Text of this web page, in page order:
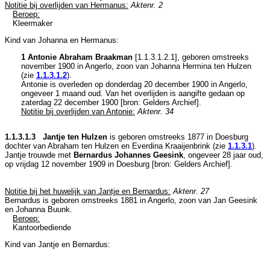
Notitie bij overlijden van Hermanus: Aktenr. 2
Beroep:
Kleermaker
Kind van Johanna en Hermanus:
1 Antonie Abraham Braakman[1.1.3.1.2.1], geboren omstreeks
november 1900 in Angerlo, zoon van Johanna Hermina ten Hulzen
(zie 1.1.3.1.2).
Antonie is overleden op donderdag 20 december 1900 in Angerlo,
ongeveer 1 maand oud. Van het overlijden is aangifte gedaan op
zaterdag 22 december 1900 [bron: Gelders Archief].
Notitie bij overlijden van Antonie: Aktenr. 34
1.1.3.1.3 Jantje ten Hulzen is geboren omstreeks 1877 in Doesburg
dochter van Abraham ten Hulzen en Everdina Kraaijenbrink (zie 1.1.3.1).
Jantje trouwde met Bernardus Johannes Geesink , ongeveer 28 jaar oud,
op vrijdag 12 november 1909 in Doesburg [bron: Gelders Archief].
Notitie bij het huwelijk van Jantje en Bernardus: Aktenr. 27
Bernardus is geboren omstreeks 1881 in Angerlo , zoon van Jan Geesink
en Johanna Buunk.
Beroep:
Kantoorbediende
Kind van Jantje en Bernardus: